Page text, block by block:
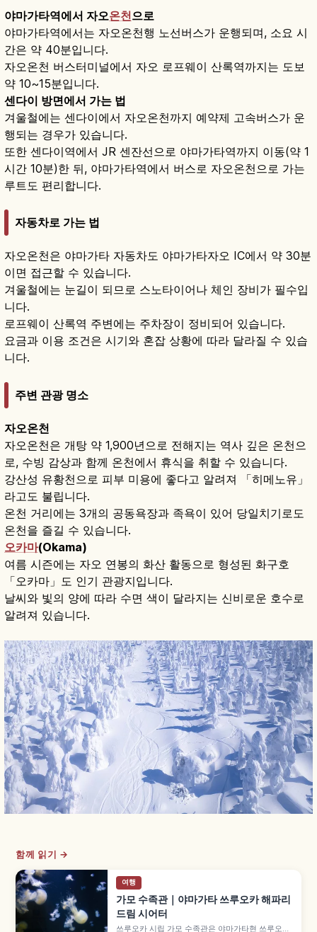
야마가타역에서 자오온천으로
야마가타역에서는 자오온천행 노선버스가 운행되며, 소요 시
간은 약 40분입니다.
자오온천 버스터미널에서 자오 로프웨이 산록역까지는 도보
약 10~15분입니다.
센다이 방면에서 가는 법
겨울철에는 센다이에서 자오온천까지 예약제 고속버스가 운
행되는 경우가 있습니다.
또한 센다이역에서 JR 센잔선으로 야마가타역까지 이동(약 1
시간 10분)한 뒤, 야마가타역에서 버스로 자오온천으로 가는
루트도 편리합니다.
자동차로 가는 법
자오온천은 야마가타 자동차도 야마가타자오 IC에서 약 30분
이면 접근할 수 있습니다.
겨울철에는 눈길이 되므로 스노타이어나 체인 장비가 필수입
니다.
로프웨이 산록역 주변에는 주차장이 정비되어 있습니다.
요금과 이용 조건은 시기와 혼잡 상황에 따라 달라질 수 있습
니다.
주변 관광 명소
자오온천
자오온천은 개탕 약 1,900년으로 전해지는 역사 깊은 온천으
로, 수빙 감상과 함께 온천에서 휴식을 취할 수 있습니다.
강산성 유황천으로 피부 미용에 좋다고 알려져 「히메노유」
라고도 불립니다.
온천 거리에는 3개의 공동욕장과 족욕이 있어 당일치기로도
온천을 즐길 수 있습니다.
오카마(Okama)
여름 시즌에는 자오 연봉의 화산 활동으로 형성된 화구호
「오카마」도 인기 관광지입니다.
날씨와 빛의 양에 따라 수면 색이 달라지는 신비로운 호수로
알려져 있습니다.
함께 읽기 →
여행
가모 수족관｜야마가타 쓰루오카 해파리
드림 시어터
쓰루오카 시립 가모 수족관은 야마가타현 쓰루오카